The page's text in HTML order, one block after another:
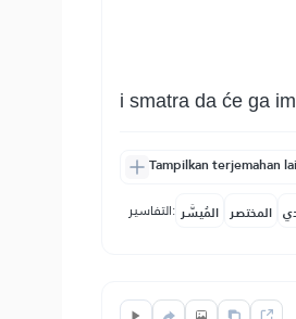
i smatra da će ga
Tampilkan terjemahan
التفاسير: المُيسَّر المختصر